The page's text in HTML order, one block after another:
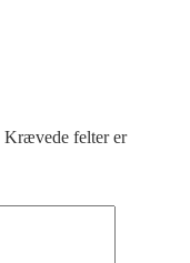
Krævede felter er